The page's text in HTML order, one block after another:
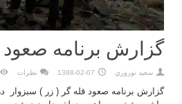
گزارش برنامه صعود
سعيد نوروزي 1398-02-07 نظرات